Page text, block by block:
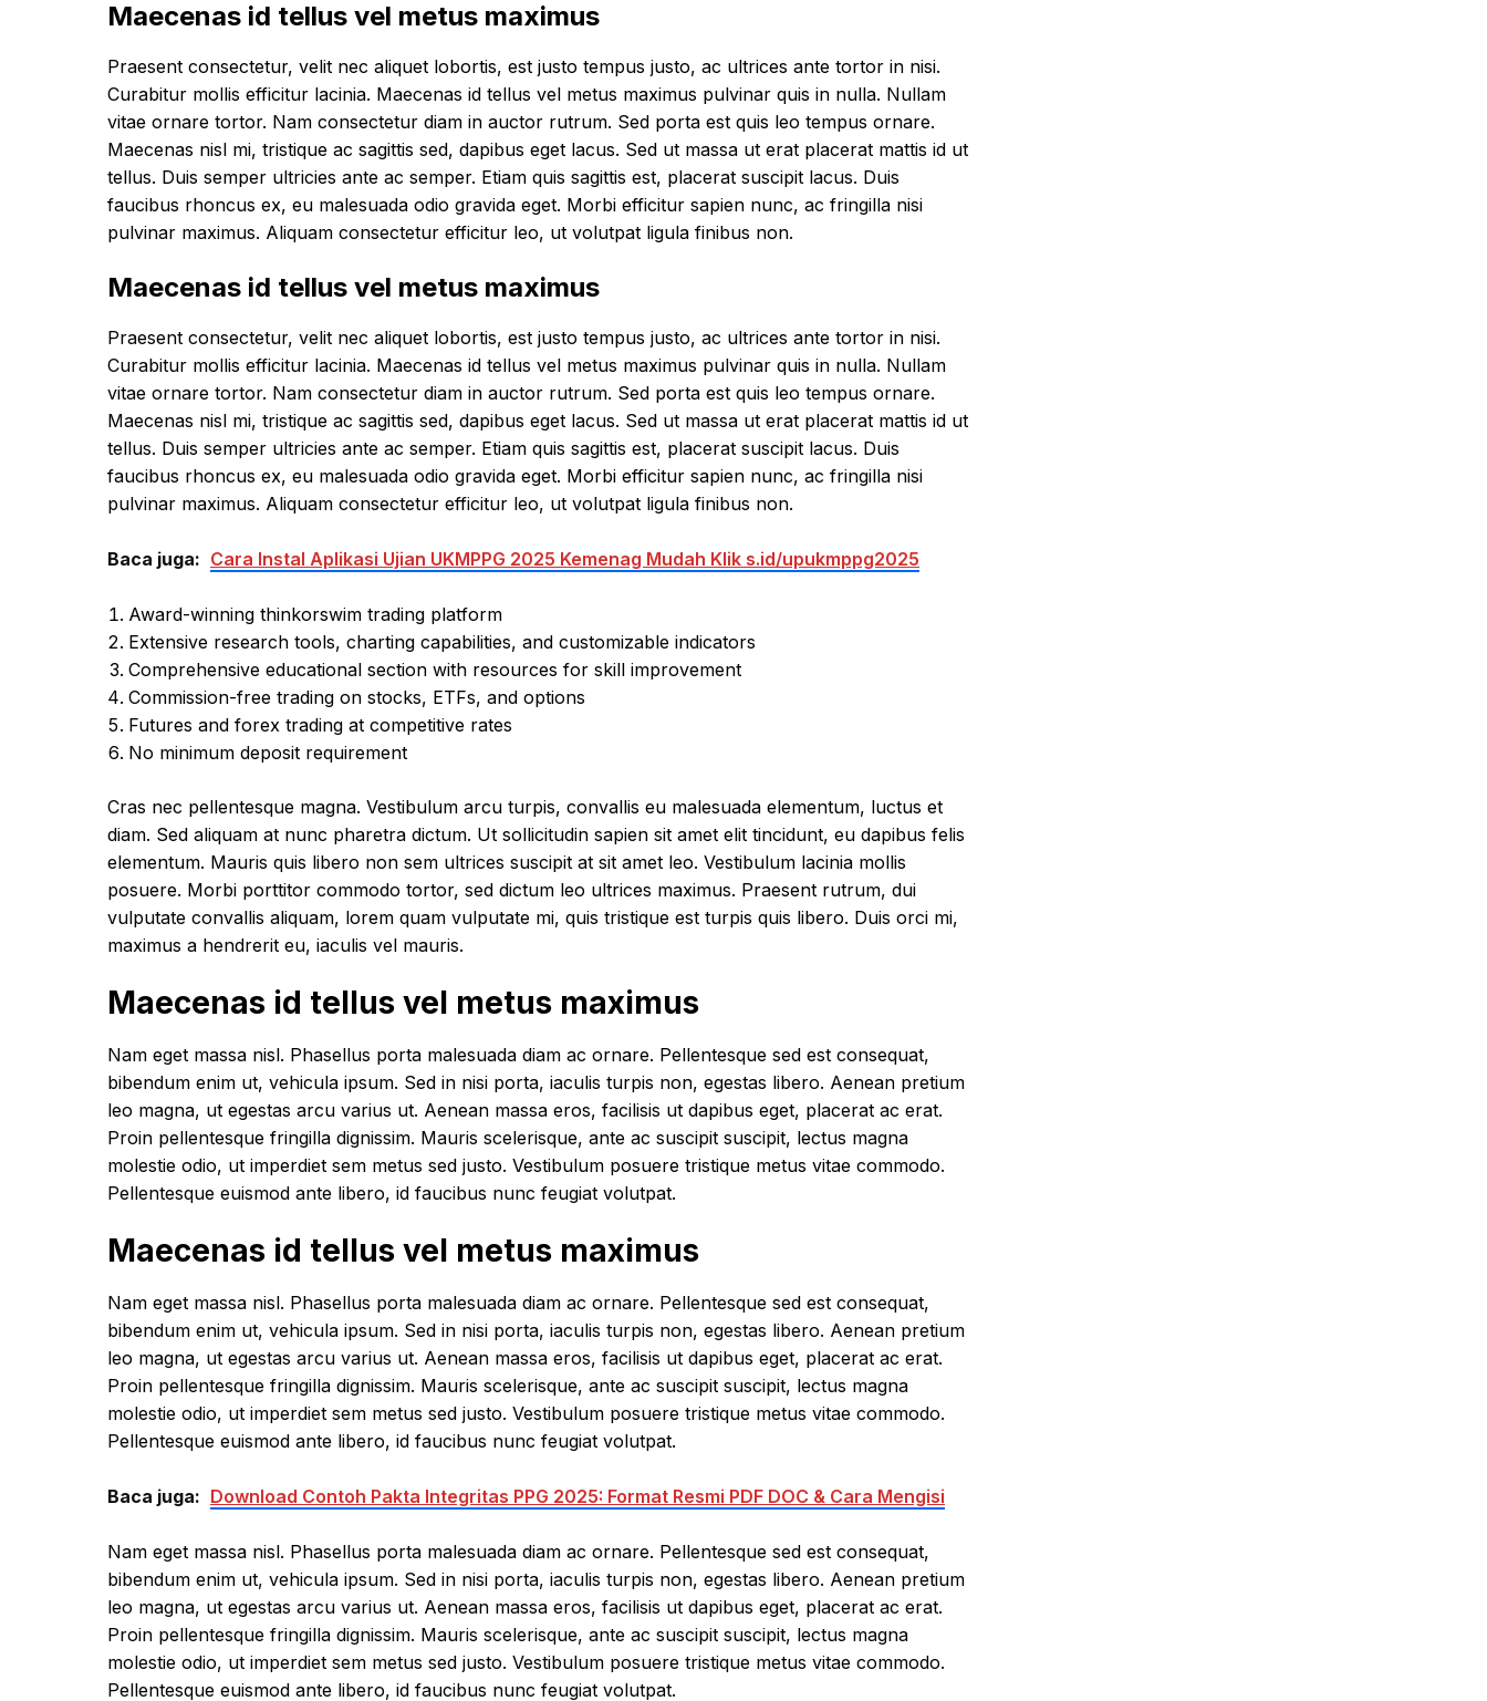
Maecenas id tellus vel metus maximus
Praesent consectetur, velit nec aliquet lobortis, est justo tempus justo, ac ultrices ante tortor in nisi.
Curabitur mollis efficitur lacinia. Maecenas id tellus vel metus maximus pulvinar quis in nulla. Nullam
vitae ornare tortor. Nam consectetur diam in auctor rutrum. Sed porta est quis leo tempus ornare.
Maecenas nisl mi, tristique ac sagittis sed, dapibus eget lacus. Sed ut massa ut erat placerat mattis id ut
tellus. Duis semper ultricies ante ac semper. Etiam quis sagittis est, placerat suscipit lacus. Duis
faucibus rhoncus ex, eu malesuada odio gravida eget. Morbi efficitur sapien nunc, ac fringilla nisi
pulvinar maximus. Aliquam consectetur efficitur leo, ut volutpat ligula finibus non.
Maecenas id tellus vel metus maximus
Praesent consectetur, velit nec aliquet lobortis, est justo tempus justo, ac ultrices ante tortor in nisi.
Curabitur mollis efficitur lacinia. Maecenas id tellus vel metus maximus pulvinar quis in nulla. Nullam
vitae ornare tortor. Nam consectetur diam in auctor rutrum. Sed porta est quis leo tempus ornare.
Maecenas nisl mi, tristique ac sagittis sed, dapibus eget lacus. Sed ut massa ut erat placerat mattis id ut
tellus. Duis semper ultricies ante ac semper. Etiam quis sagittis est, placerat suscipit lacus. Duis
faucibus rhoncus ex, eu malesuada odio gravida eget. Morbi efficitur sapien nunc, ac fringilla nisi
pulvinar maximus. Aliquam consectetur efficitur leo, ut volutpat ligula finibus non.
Baca juga: Cara Instal Aplikasi Ujian UKMPPG 2025 Kemenag Mudah Klik s.id/upukmppg2025
Award-winning thinkorswim trading platform
Extensive research tools, charting capabilities, and customizable indicators
Comprehensive educational section with resources for skill improvement
Commission-free trading on stocks, ETFs, and options
Futures and forex trading at competitive rates
No minimum deposit requirement
Cras nec pellentesque magna. Vestibulum arcu turpis, convallis eu malesuada elementum, luctus et
diam. Sed aliquam at nunc pharetra dictum. Ut sollicitudin sapien sit amet elit tincidunt, eu dapibus felis
elementum. Mauris quis libero non sem ultrices suscipit at sit amet leo. Vestibulum lacinia mollis
posuere. Morbi porttitor commodo tortor, sed dictum leo ultrices maximus. Praesent rutrum, dui
vulputate convallis aliquam, lorem quam vulputate mi, quis tristique est turpis quis libero. Duis orci mi,
maximus a hendrerit eu, iaculis vel mauris.
Maecenas id tellus vel metus maximus
Nam eget massa nisl. Phasellus porta malesuada diam ac ornare. Pellentesque sed est consequat,
bibendum enim ut, vehicula ipsum. Sed in nisi porta, iaculis turpis non, egestas libero. Aenean pretium
leo magna, ut egestas arcu varius ut. Aenean massa eros, facilisis ut dapibus eget, placerat ac erat.
Proin pellentesque fringilla dignissim. Mauris scelerisque, ante ac suscipit suscipit, lectus magna
molestie odio, ut imperdiet sem metus sed justo. Vestibulum posuere tristique metus vitae commodo.
Pellentesque euismod ante libero, id faucibus nunc feugiat volutpat.
Maecenas id tellus vel metus maximus
Nam eget massa nisl. Phasellus porta malesuada diam ac ornare. Pellentesque sed est consequat,
bibendum enim ut, vehicula ipsum. Sed in nisi porta, iaculis turpis non, egestas libero. Aenean pretium
leo magna, ut egestas arcu varius ut. Aenean massa eros, facilisis ut dapibus eget, placerat ac erat.
Proin pellentesque fringilla dignissim. Mauris scelerisque, ante ac suscipit suscipit, lectus magna
molestie odio, ut imperdiet sem metus sed justo. Vestibulum posuere tristique metus vitae commodo.
Pellentesque euismod ante libero, id faucibus nunc feugiat volutpat.
Baca juga: Download Contoh Pakta Integritas PPG 2025: Format Resmi PDF DOC & Cara Mengisi
Nam eget massa nisl. Phasellus porta malesuada diam ac ornare. Pellentesque sed est consequat,
bibendum enim ut, vehicula ipsum. Sed in nisi porta, iaculis turpis non, egestas libero. Aenean pretium
leo magna, ut egestas arcu varius ut. Aenean massa eros, facilisis ut dapibus eget, placerat ac erat.
Proin pellentesque fringilla dignissim. Mauris scelerisque, ante ac suscipit suscipit, lectus magna
molestie odio, ut imperdiet sem metus sed justo. Vestibulum posuere tristique metus vitae commodo.
Pellentesque euismod ante libero, id faucibus nunc feugiat volutpat.